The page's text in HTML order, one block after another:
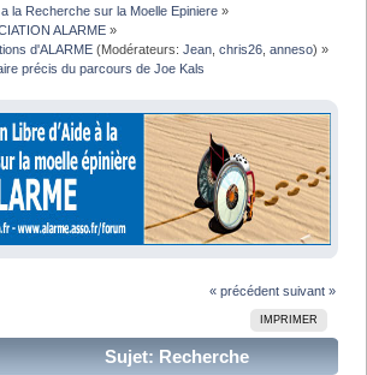
la Recherche sur la Moelle Epiniere »
ALARME »
d'ALARME (Modérateurs:Jean ,chris26 ,anneso) »
précis du parcours de Joe Kals
« précédent suivant »
IMPRIMER
Sujet: Recherche